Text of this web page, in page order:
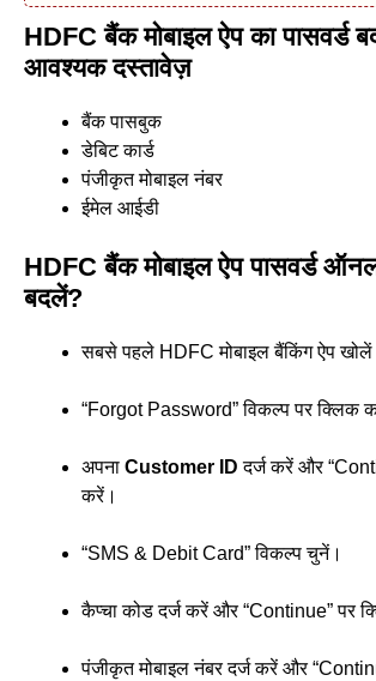
HDFC बैंक मोबाइल ऐप का पासवर्ड
आवश्यक दस्तावेज़
बैंक पासबुक
डेबिट कार्ड
पंजीकृत मोबाइल नंबर
ईमेल आईडी
HDFC बैंक मोबाइल ऐप पासवर्ड
बदलें?
सबसे पहले HDFC मोबाइल बैंकिंग ऐप
“Forgot Password” विकल्प पर क्लिक
अपना Customer ID दर्ज करें और
करें।
“SMS & Debit Card” विकल्प चुनें।
कैप्चा कोड दर्ज करें और “Continue” पर
पंजीकृत मोबाइल नंबर दर्ज करें और